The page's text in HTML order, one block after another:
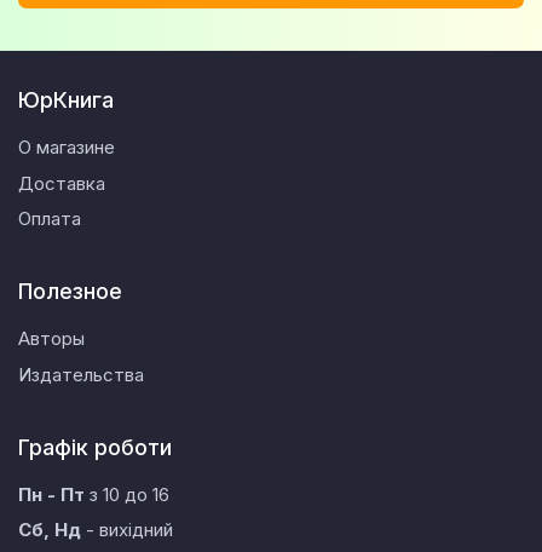
ЮрКнига
О магазине
Доставка
Оплата
Полезное
Авторы
Издательства
Графік роботи
Пн - Пт з 10 до 16
Сб, Нд - вихідний